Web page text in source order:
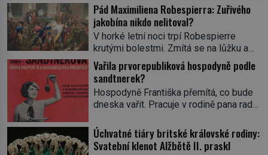
Pád Maximiliena Robespierra: Zuřivého
jakobína nikdo nelitoval?
V horké letní noci trpí Robespierre
krutými bolestmi. Zmítá se na lůžku a
hlavou mu víří kolotoč myšlenek. Když
se probere z mdlob, vzpomene si na
jednu z pařížských jasnovidek, kterou
před lety navštívil. Prorokovala mu
tragický osud. Tehdy se jí vysmál.
prohlásil o něm jiný významný
francouzský revolucionář, Honoré de
Vařila prvorepubliková hospodyně podle
sandtnerek?
Hospodyně Františka přemítá, co bude
dneska vařit. Pracuje v rodině pana rady
rychle v jedné ze „sandtnerek“.
„Zaplaťpánbůh, že už nemusíme chodit
s lístky,“ povzdechne si směrem ke
Úchvatné tiáry britské královské rodiny:
Svatební klenot Alžbětě II. praskl